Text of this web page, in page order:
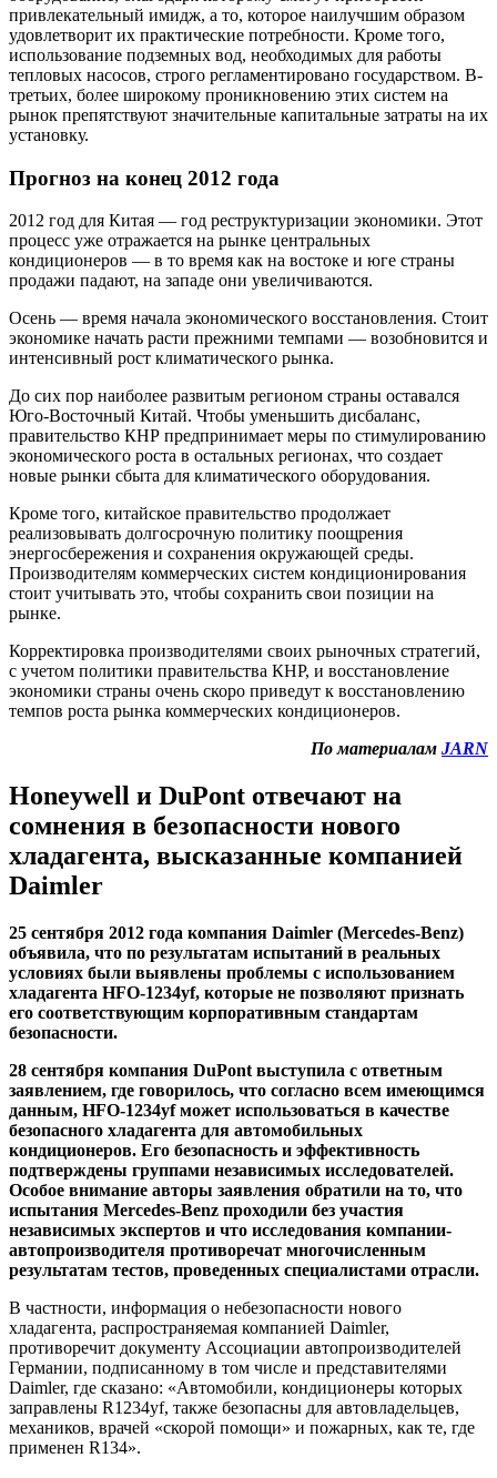
привлекательный имидж, а то, которое наилучшим образом
удовлетворит их практические потребности. Кроме того,
использование подземных вод, необходимых для работы
тепловых насосов, строго регламентировано государством. В-
третьих, более широкому проникновению этих систем на
рынок препятствуют значительные капитальные затраты на их
установку.
Прогноз на конец 2012 года
2012 год для Китая — год реструктуризации экономики. Этот
процесс уже отражается на рынке центральных
кондиционеров — в то время как на востоке и юге страны
продажи падают, на западе они увеличиваются.
Осень — время начала экономического восстановления. Стоит
экономике начать расти прежними темпами — возобновится и
интенсивный рост климатического рынка.
До сих пор наиболее развитым регионом страны оставался
Юго-Восточный Китай. Чтобы уменьшить дисбаланс,
правительство КНР предпринимает меры по стимулированию
экономического роста в остальных регионах, что создает
новые рынки сбыта для климатического оборудования.
Кроме того, китайское правительство продолжает
реализовывать долгосрочную политику поощрения
энергосбережения и сохранения окружающей среды.
Производителям коммерческих систем кондиционирования
стоит учитывать это, чтобы сохранить свои позиции на
рынке.
Корректировка производителями своих рыночных стратегий,
с учетом политики правительства КНР, и восстановление
экономики страны очень скоро приведут к восстановлению
темпов роста рынка коммерческих кондиционеров.
По материалам JARN
Honeywell и DuPont отвечают на
сомнения в безопасности нового
хладагента, высказанные компанией
Daimler
25 сентября 2012 года компания Daimler (Mercedes-Benz)
объявила, что по результатам испытаний в реальных
условиях были выявлены проблемы с использованием
хладагента HFO-1234yf, которые не позволяют признать
его соответствующим корпоративным стандартам
безопасности.
28 сентября компания DuPont выступила с ответным
заявлением, где говорилось, что согласно всем имеющимся
данным, HFO-1234yf может использоваться в качестве
безопасного хладагента для автомобильных
кондиционеров. Его безопасность и эффективность
подтверждены группами независимых исследователей.
Особое внимание авторы заявления обратили на то, что
испытания Mercedes-Benz проходили без участия
независимых экспертов и что исследования компании-
автопроизводителя противоречат многочисленным
результатам тестов, проведенных специалистами отрасли.
В частности, информация о небезопасности нового
хладагента, распространяемая компанией Daimler,
противоречит документу Ассоциации автопроизводителей
Германии, подписанному в том числе и представителями
Daimler, где сказано: «Автомобили, кондиционеры которых
заправлены R1234yf, также безопасны для автовладельцев,
механиков, врачей «скорой помощи» и пожарных, как те, где
применен R134».